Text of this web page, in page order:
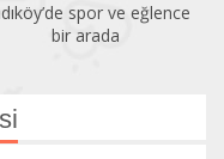
spor ve eğlence
bir arada